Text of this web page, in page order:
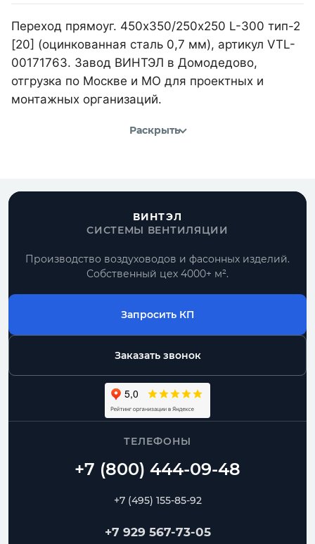
Переход прямоуг. 450х350/250х250 L-300 тип-2
[20] (оцинкованная сталь 0,7 мм), артикул VTL-
00171763. Завод ВИНТЭЛ в Домодедово,
отгрузка по Москве и МО для проектных и
монтажных организаций.
Раскрыть
ВИНТЭЛ
СИСТЕМЫ ВЕНТИЛЯЦИИ
Производство воздуховодов и фасонных изделий.
Собственный цех 4000+ м².
Запросить КП
Заказать звонок
ТЕЛЕФОНЫ
+7 (495) 155-85-92
+7 929 567-73-05